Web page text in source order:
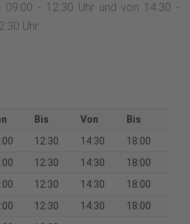
- 12.30 Uhr und von 14.30 -
Uhr.
Bis Von
Bis
12:30 14:30
18:00
12:30 14:30
18:00
12:30 14:30
18:00
12:30 14:30
18:00